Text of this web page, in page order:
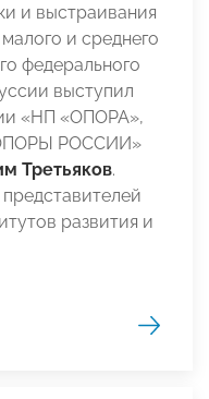
и выстраивания
и среднего
федерального
выступил
«НП «ОПОРА»,
РОССИИ»
Третьяков.
развития и